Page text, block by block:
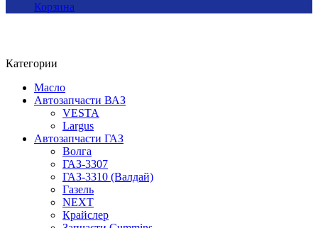
Корзина
Категории
Масло
Автозапчасти ВАЗ
VESTA
Largus
Автозапчасти ГАЗ
Волга
ГАЗ-3307
ГАЗ-3310 (Валдай)
Газель
NEXT
Крайслер